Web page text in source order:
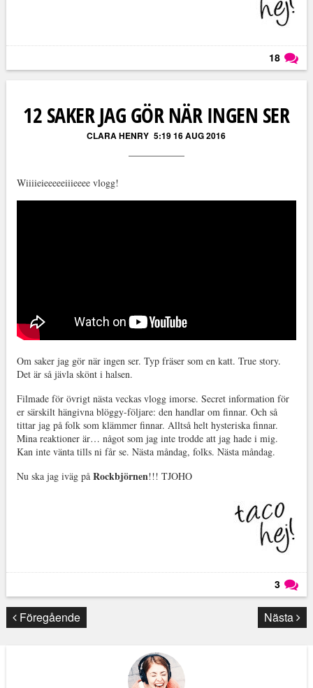
18
12 SAKER JAG GÖR NÄR INGEN SER
CLARA HENRY 5:19 16 AUG 2016
Wiiiieieeeeeiiieeee vlogg!
Om saker jag gör när ingen ser. Typ fräser som en katt. True story.
Det är så jävla skönt i halsen.
Filmade för övrigt nästa veckas vlogg imorse. Secret information för
er särskilt hängivna blöggy-följare: den handlar om finnar. Och så
tittar jag på folk som klämmer finnar. Alltså helt hysteriska finnar.
Mina reaktioner är… något som jag inte trodde att jag hade i mig.
Kan inte vänta tills ni får se. Nästa måndag, folks. Nästa måndag.
Nu ska jag iväg på Rockbjörnen!!! TJOHO
3
Läs kommentarer (3)
Föregående Nästa